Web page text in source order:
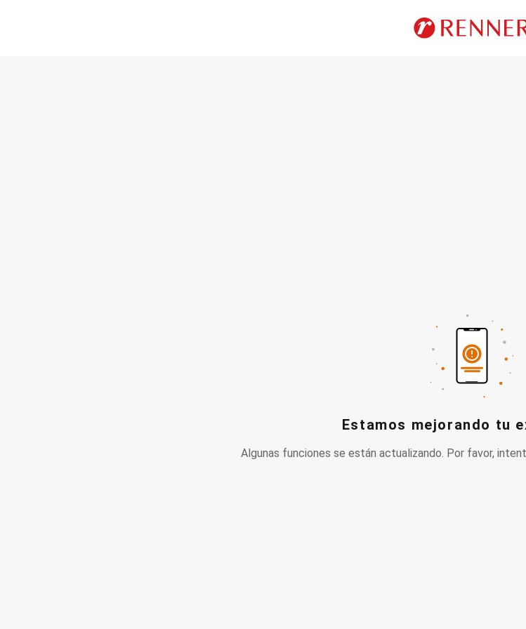
Estamos mejorando tu
Algunas funciones se están actualizando. Por favor,